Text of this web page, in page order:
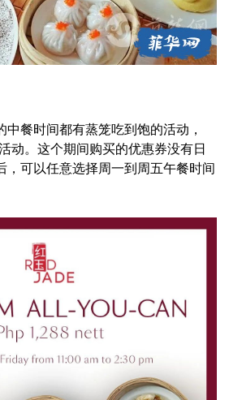
餐时间都有蒸笼吃到饱的活动，
动。这个期间购买的优惠券没有日
，可以任意选择周一到周五午餐时间